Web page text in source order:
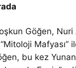
Göğen, Nuri
bu kez Yunan